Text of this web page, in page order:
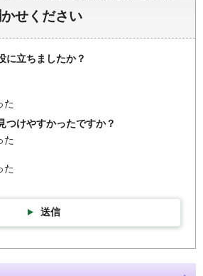
せください
に立ちましたか？
た
つけやすかったですか？
た
た
送信